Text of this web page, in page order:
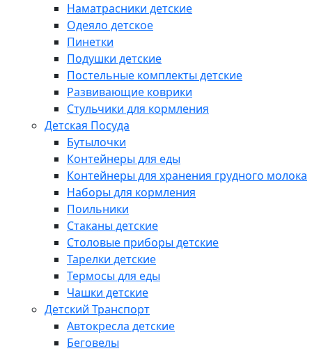
Наматрасники детские
Одеяло детское
Пинетки
Подушки детские
Постельные комплекты детские
Развивающие коврики
Стульчики для кормления
Детская Посуда
Бутылочки
Контейнеры для еды
Контейнеры для хранения грудного молока
Наборы для кормления
Поильники
Стаканы детские
Столовые приборы детские
Тарелки детские
Термосы для еды
Чашки детские
Детский Транспорт
Автокресла детские
Беговелы